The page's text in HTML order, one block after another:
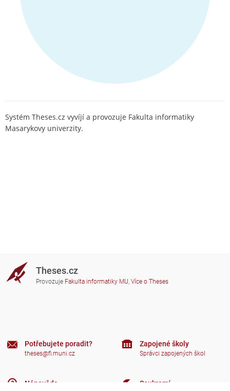
Systém Theses.cz vyvíjí a provozuje Fakulta informatiky
Masarykovy univerzity.
Theses.cz
Provozuje Fakulta informatiky MU, Více o Theses
Potřebujete poradit?
theses@fi.muni.cz
Nápověda
Zapojené školy
Správci zapojených škol
Soukromí